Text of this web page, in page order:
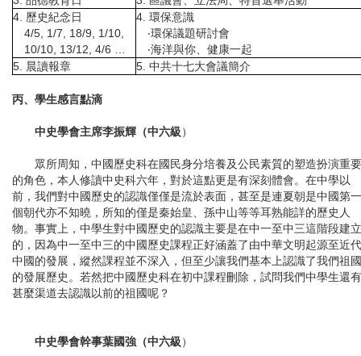
4. 歷史紀念日
4/5, 1/7, 18/9, 1/10,
10/10, 13/12, 4/6 …
4. 環保意識
‧環保議題研討會
‧海洋與你、健康一起
5. 晨讀報章
5. 中共十七大會議簡介
丙、學生感言點滴
中史學會主席李振輝（中六級）
眾所周知，中國歷史科在國民身分培養及公民素質的塑造扮演重要
的角色，本人修讀中史科六年，對於這點更是有深刻體會。在中學以
前，我們對中國歷史的認識僅僅是流於表面，甚至是連夏朝是中國第一
個朝代亦不知曉，所知的僅是秦始皇、孫中山等等耳熟能詳的歷史人
物。事實上，中學生對中國歷史的認識主要是在中一至中三這階段建立
的，因為中一至中三的中國歷史課程正好涵蓋了由中華文明起源至近代
中國的發展，縱然課程並不深入，但至少讓我們基本上認識了我們祖國
的發展歷史。若然把中國歷史科在初中課程刪除，試問我們中學生還有
甚麼渠道去認識以前的祖國呢？
中史學會幹事葉國強（中六級）